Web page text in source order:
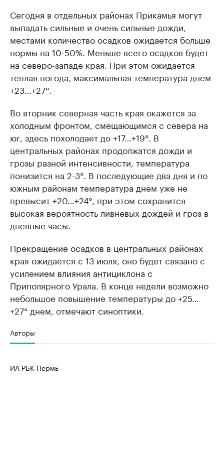
Сегодня в отдельных районах Прикамья могут
выпадать сильные и очень сильные дожди,
местами количество осадков ожидается больше
нормы на 10-50%. Меньше всего осадков будет
на северо-западе края. При этом ожидается
теплая погода, максимальная температура днем
+23…+27°.
Во вторник северная часть края окажется за
холодным фронтом, смещающимся с севера на
юг, здесь похолодает до +17…+19°. В
центральных районах продолжатся дожди и
грозы разной интенсивности, температура
понизится на 2-3°. В последующие два дня и по
южным районам температура днем уже не
превысит +20…+24°, при этом сохранится
высокая вероятность ливневых дождей и гроз в
дневные часы.
Прекращение осадков в центральных районах
края ожидается с 13 июля, оно будет связано с
усилением влияния антициклона с
Приполярного Урала. В конце недели возможно
небольшое повышение температуры до +25…
+27° днем, отмечают синоптики.
Авторы
ИА РБК-Пермь